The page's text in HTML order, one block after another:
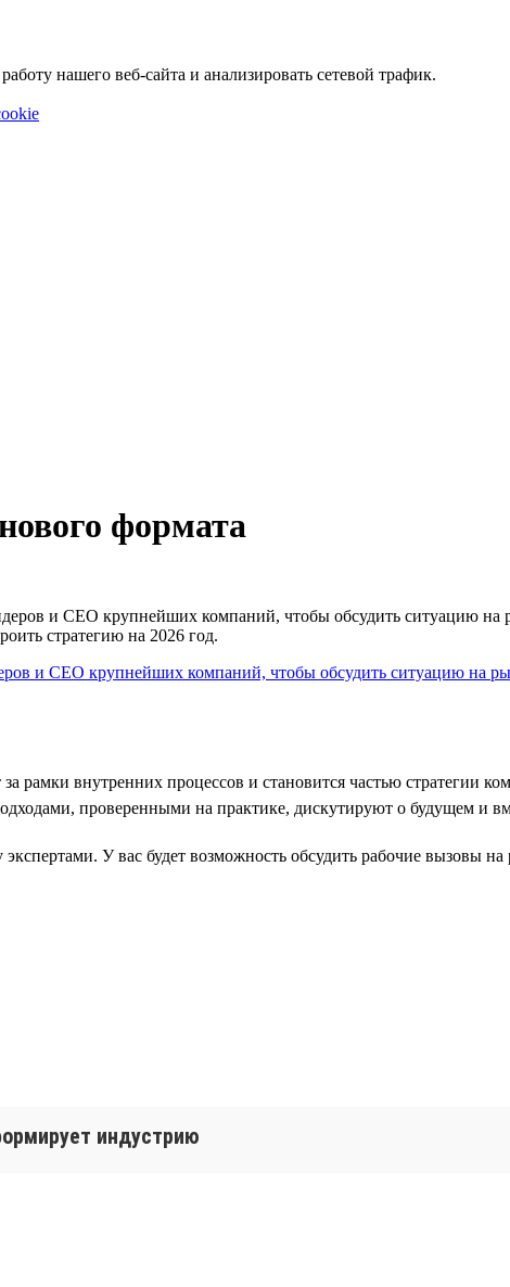
нашего веб-сайта и анализировать сетевой трафик.
формата
и CEO крупнейших компаний, чтобы обсудить ситуацию на
стратегию на 2026 год.
рамки внутренних процессов и становится частью стратегии
проверенными на практике, дискутируют о будущем и
У вас будет возможность обсудить рабочие вызовы
индустрию